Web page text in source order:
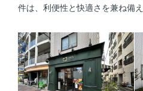
件は、利便性と快適さを兼ね備え